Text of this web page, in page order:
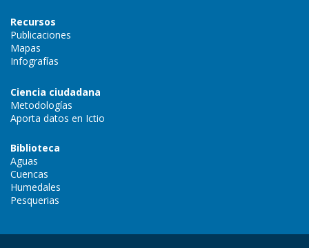
Recursos
Publicaciones
Mapas
Infografías
Ciencia ciudadana
Metodologías
Aporta datos en Ictio
Biblioteca
Aguas
Cuencas
Humedales
Pesquerias